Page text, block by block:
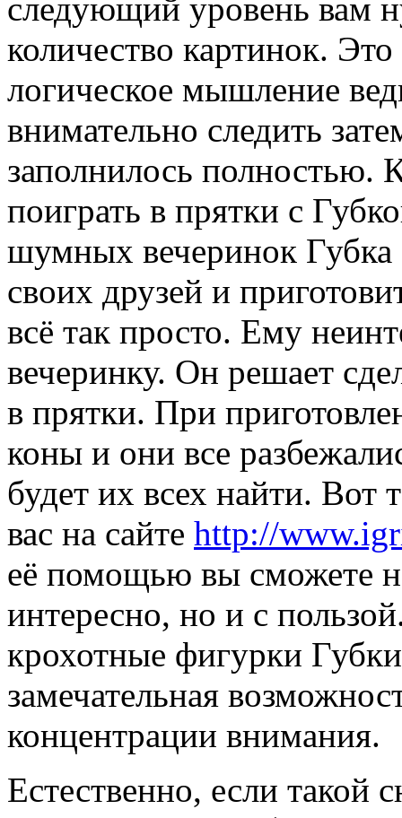
следующий уровень вам
количество картинок.
логическое мышление
внимательно следить
заполнилось полностью.
поиграть в прятки с
шумных вечеринок Губка
своих друзей и
всё так просто. Ему
вечеринку. Он решает
в прятки. При
коны и они все
будет их всех найти. Вот
вас на сайте http://
её помощью вы сможете
интересно, но и с
крохотные фигурки
замечательная
концентрации внимания.
Естественно, если такой